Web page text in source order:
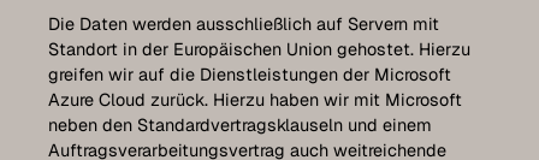
Die Daten werden ausschließlich auf Servern mit
Standort in der Europäischen Union gehostet. Hierzu
greifen wir auf die Dienstleistungen der Microsoft
Azure Cloud zurück. Hierzu haben wir mit Microsoft
neben den Standardvertragsklauseln und einem
Auftragsverarbeitungsvertrag auch weitreichende